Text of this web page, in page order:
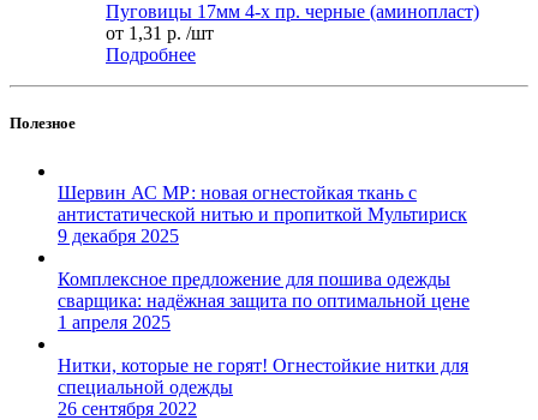
Пуговицы 17мм 4-х пр. черные (аминопласт)
от 1,31 р. /шт
Подробнее
Полезное
Шервин АС МР: новая огнестойкая ткань с
антистатической нитью и пропиткой Мультириск
9 декабря 2025
Комплексное предложение для пошива одежды
сварщика: надёжная защита по оптимальной цене
1 апреля 2025
Нитки, которые не горят! Огнестойкие нитки для
специальной одежды
26 сентября 2022